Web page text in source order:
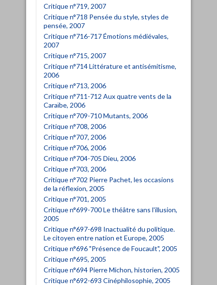
Critique n°719, 2007
Critique n°718 Pensée du style, styles de
pensée, 2007
Critique n°716-717 Émotions médiévales,
2007
Critique n°715, 2007
Critique n°714 Littérature et antisémitisme,
2006
Critique n°713, 2006
Critique n°711-712 Aux quatre vents de la
Caraïbe, 2006
Critique n°709-710 Mutants, 2006
Critique n°708, 2006
Critique n°707, 2006
Critique n°706, 2006
Critique n°704-705 Dieu, 2006
Critique n°703, 2006
Critique n°702 Pierre Pachet, les occasions
de la réflexion, 2005
Critique n°701, 2005
Critique n°699-700 Le théâtre sans l'illusion,
2005
Critique n°697-698 Inactualité du politique.
Le citoyen entre nation et Europe, 2005
Critique n°696 "Présence de Foucault", 2005
Critique n°695, 2005
Critique n°694 Pierre Michon, historien, 2005
Critique n°692-693 Cinéphilosophie, 2005